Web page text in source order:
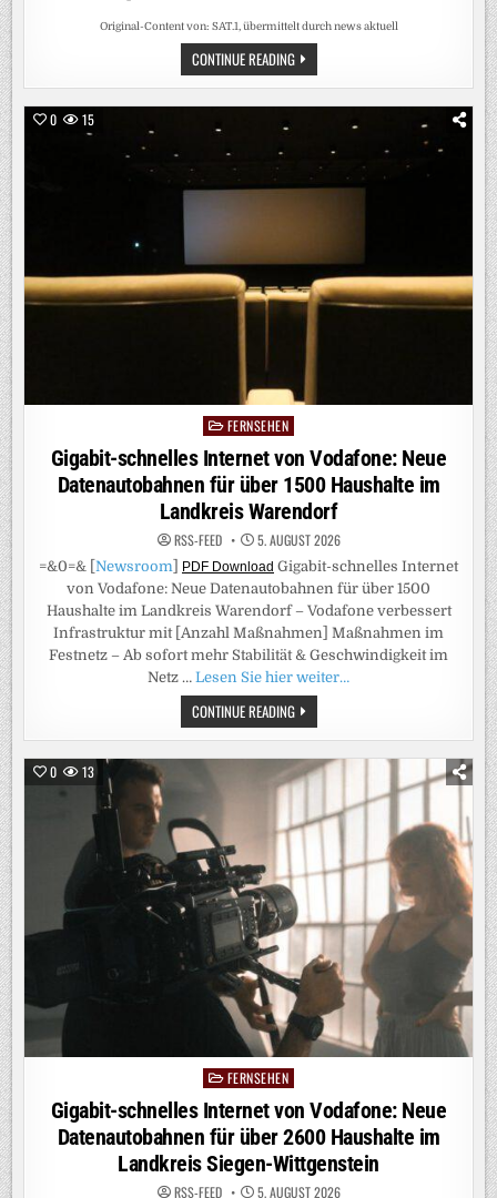
Original-Content von: SAT.1, übermittelt durch news aktuell
CONTINUE READINGRUNDE
SACHE.
JÖRG
PILAWAS
DEUTSCHLANDS
SUPERHIRN?“
AUGUST
2026,
IN
SAT.1
0 15
Posted
in
FERNSEHEN
Gigabit-schnelles Internet von Vodafone: Neue
Datenautobahnen für über 1500 Haushalte im
Landkreis Warendorf
RSS-FEED 5. AUGUST 2026
=&0=& [ Newsroom PDF Download Gigabit-schnelles Internet
von Vodafone: Neue Datenautobahnen für über 1500
Haushalte im Landkreis Warendorf – Vodafone verbessert
Infrastruktur mit [Anzahl Maßnahmen] Maßnahmen im
Festnetz – Ab sofort mehr Stabilität & Geschwindigkeit im
Netz … Lesen Sie hier weiter…
CONTINUE READINGGIGABIT-
SCHNELLES
INTERNET
VON
VODAFONE:
NEUE
DATENAUTOBAHNEN
ÜBER
1500
HAUSHALTE
IM
LANDKREIS
WARENDORF
0 13
Posted
in
FERNSEHEN
Gigabit-schnelles Internet von Vodafone: Neue
Datenautobahnen für über 2600 Haushalte im
Landkreis Siegen-Wittgenstein
RSS-FEED 5. AUGUST 2026